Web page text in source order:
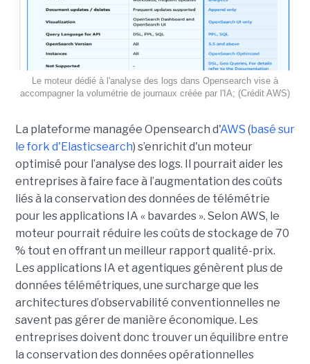
Le moteur dédié à l'analyse des logs dans Opensearch vise à
accompagner la volumétrie de journaux créée par l'IA; (Crédit AWS)
La plateforme managée Opensearch d'AWS (basé sur
le fork d'Elasticsearch) s’enrichit d'un moteur
optimisé pour l’analyse des logs. Il pourrait aider les
entreprises à faire face à l’augmentation des coûts
liés à la conservation des données de télémétrie
pour les applications IA « bavardes ». Selon AWS, le
moteur pourrait réduire les coûts de stockage de 70
% tout en offrant un meilleur rapport qualité-prix.
Les applications IA et agentiques génèrent plus de
données télémétriques, une surcharge que les
architectures d’observabilité conventionnelles ne
savent pas gérer de manière économique. Les
entreprises doivent donc trouver un équilibre entre
la conservation des données opérationnelles